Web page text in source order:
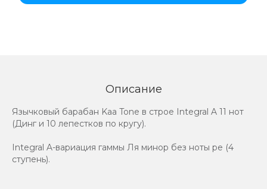
Описание
Язычковый барабан Kaa Tone в строе Integral A 11 нот
(Динг и 10 лепестков по кругу).
Integral A-вариация гаммы Ля минор без ноты ре (4
ступень).